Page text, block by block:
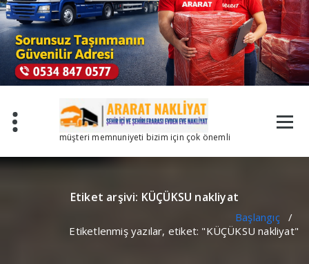
müşteri memnuniyeti bizim için çok önemli
Etiket arşivi: KÜÇÜKSU nakliyat
Başlangıç/
Etiketlenmiş yazılar, etiket: "KÜÇÜKSU nakliyat"